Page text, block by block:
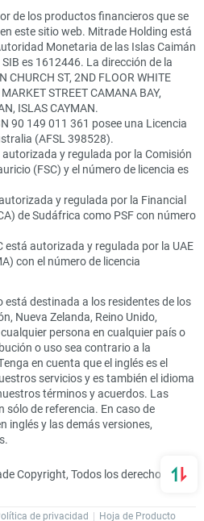
de los productos financieros que se
este sitio web. Mitrade Holding está
Monetaria de las Islas Caimán
es 1612446. La dirección de la
ST, 2ND FLOOR WHITE
STREET CAMANA BAY,
ISLAS CAYMAN.
90 149 011 361 posee una Licencia
(AFSL 398528).
y regulada por la Comisión
(FSC) y el número de licencia es
y regulada por la Financial
de Sudáfrica como PSF con número
está autorizada y regulada por la UAE
con el número de licencia
destinada a los residentes de los
Nueva Zelanda, Reino Unido,
persona en cualquier país o
o uso sea contrario a la
en cuenta que el inglés es el
servicios y es también el idioma
términos y acuerdos. Las
de referencia. En caso de
inglés y las demás versiones,
Copyright, Todos los derechos
de privacidad Hoja de Producto